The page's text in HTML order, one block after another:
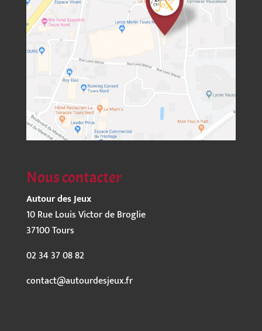
Nous contacter
Autour des Jeux
10 Rue Louis Victor de Broglie
37100 Tours
02 34 37 08 82
contact@autourdesjeux.fr